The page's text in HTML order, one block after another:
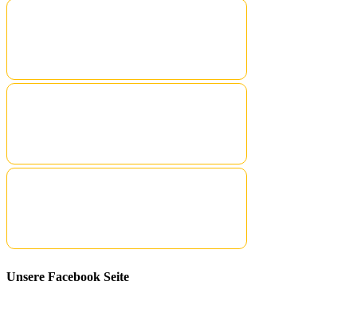
Unsere Facebook Seite